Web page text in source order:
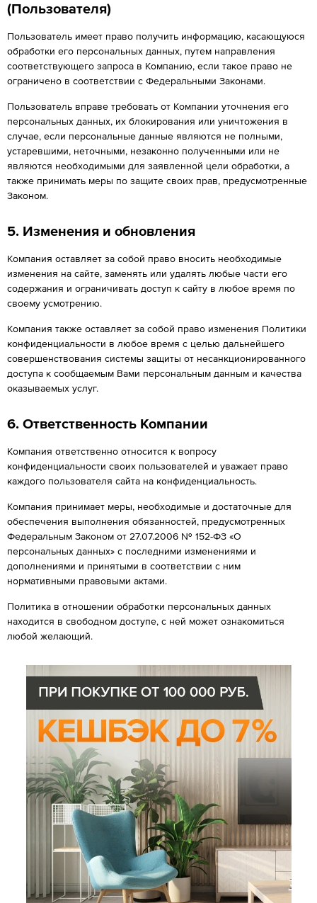
(Пользователя)
Пользователь имеет право получить информацию, касающуюся
обработки его персональных данных, путем направления
соответствующего запроса в Компанию, если такое право не
ограничено в соответствии с Федеральными Законами.
Пользователь вправе требовать от Компании уточнения его
персональных данных, их блокирования или уничтожения в
случае, если персональные данные являются не полными,
устаревшими, неточными, незаконно полученными или не
являются необходимыми для заявленной цели обработки, а
также принимать меры по защите своих прав, предусмотренные
Законом.
5. Изменения и обновления
Компания оставляет за собой право вносить необходимые
изменения на сайте, заменять или удалять любые части его
содержания и ограничивать доступ к сайту в любое время по
своему усмотрению.
Компания также оставляет за собой право изменения Политики
конфиденциальности в любое время с целью дальнейшего
совершенствования системы защиты от несанкционированного
доступа к сообщаемым Вами персональным данным и качества
оказываемых услуг.
6. Ответственность Компании
Компания ответственно относится к вопросу
конфиденциальности своих пользователей и уважает право
каждого пользователя сайта на конфиденциальность.
Компания принимает меры, необходимые и достаточные для
обеспечения выполнения обязанностей, предусмотренных
Федеральным Законом от 27.07.2006 № 152-ФЗ «О
персональных данных» с последними изменениями и
дополнениями и принятыми в соответствии с ним
нормативными правовыми актами.
Политика в отношении обработки персональных данных
находится в свободном доступе, с ней может ознакомиться
любой желающий.